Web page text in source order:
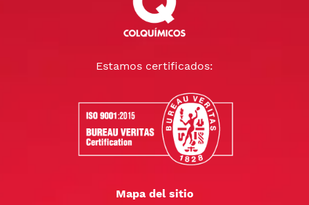
Estamos certificados:
Mapa del sitio